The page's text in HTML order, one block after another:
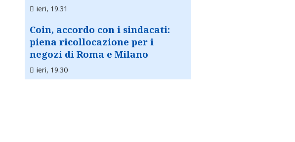
ieri, 19.31
Coin, accordo con i sindacati:
piena ricollocazione per i
negozi di Roma e Milano
ieri, 19.30